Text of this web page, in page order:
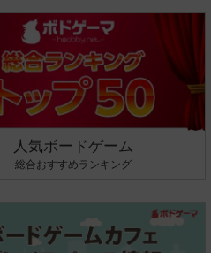
人気ボードゲーム
総合おすすめランキング